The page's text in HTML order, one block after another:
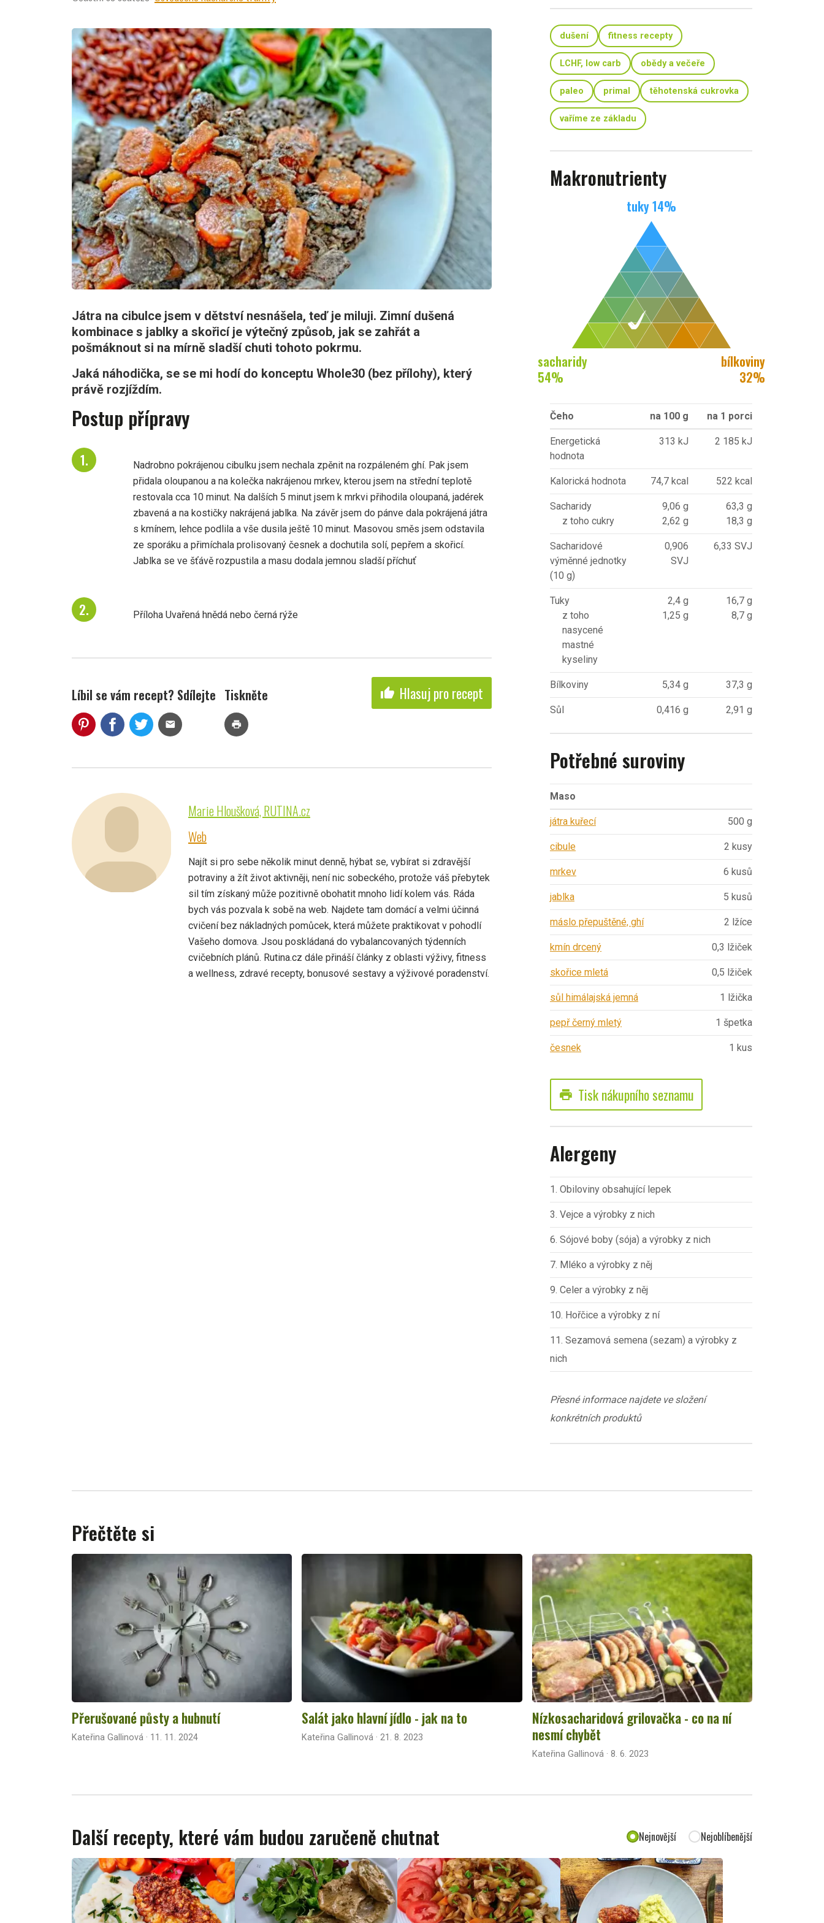
Játra na cibulce jsem v dětství nesnášela, teď je miluji. Zimní dušená
kombinace s jablky a skořicí je výtečný způsob, jak se zahřát a
pošmáknout si na mírně sladší chuti tohoto pokrmu.
Jaká náhodička, se se mi hodí do konceptu Whole30 (bez přílohy), který
právě rozjíždím.
Postup přípravy
Nadrobno pokrájenou cibulku jsem nechala zpěnit na rozpáleném ghí. Pak jsem
přidala oloupanou a na kolečka nakrájenou mrkev, kterou jsem na střední teplotě
restovala cca 10 minut. Na dalších 5 minut jsem k mrkvi přihodila oloupaná, jadérek
zbavená a na kostičky nakrájená jablka. Na závěr jsem do pánve dala pokrájená játra
s kmínem, lehce podlila a vše dusila ještě 10 minut. Masovou směs jsem odstavila
ze sporáku a přimíchala prolisovaný česnek a dochutila solí, pepřem a skořicí.
Jablka se ve šťávě rozpustila a masu dodala jemnou sladší příchuť
Příloha Uvařená hnědá nebo černá rýže
Líbil se vám recept? Sdílejte
mail
Tiskněte
print
thumb_up Hlasuj pro recept
Marie Hloušková, RUTINA.cz
Web
Najít si pro sebe několik minut denně, hýbat se, vybírat si zdravější
potraviny a žít život aktivněji, není nic sobeckého, protože váš přebytek
sil tím získaný může pozitivně obohatit mnoho lidí kolem vás. Ráda
bych vás pozvala k sobě na web. Najdete tam domácí a velmi účinná
cvičení bez nákladných pomůcek, která můžete praktikovat v pohodlí
Vašeho domova. Jsou poskládaná do vybalancovaných týdenních
cvičebních plánů. Rutina.cz dále přináší články z oblasti výživy, fitness
a wellness, zdravé recepty, bonusové sestavy a výživové poradenství.
dušení fitness recepty
LCHF, low carb obědy a večeře
paleo primal těhotenská cukrovka
vaříme ze základu
Makronutrienty
tuky14%
sacharidy
54%
bílkoviny
32%
Čeho na 100 g na 1 porci
Energetická
hodnota
313 kJ 2 185 kJ
Kalorická hodnota 74,7 kcal 522 kcal
Sacharidy
z toho cukry
9,06 g
2,62 g
63,3 g
18,3 g
Sacharidové
výměnné jednotky
(10 g)
0,906
SVJ
6,33 SVJ
Tuky
z toho
nasycené
mastné
kyseliny
2,4 g
1,25 g
16,7 g
8,7 g
Bílkoviny 5,34 g 37,3 g
Sůl 0,416 g 2,91 g
Potřebné suroviny
Maso
játra kuřecí 500 g
cibule 2 kusy
mrkev 6 kusů
jablka 5 kusů
máslo přepuštěné, ghí 2 lžíce
kmín drcený 0,3 lžiček
skořice mletá 0,5 lžiček
sůl himálajská jemná 1 lžička
pepř černý mletý 1 špetka
česnek 1 kus
print Tisk nákupního seznamu
Alergeny
1. Obiloviny obsahující lepek
3. Vejce a výrobky z nich
6. Sójové boby (sója) a výrobky z nich
7. Mléko a výrobky z něj
9. Celer a výrobky z něj
10. Hořčice a výrobky z ní
11. Sezamová semena (sezam) a výrobky z
nich
Přesné informace najdete ve složení
konkrétních produktů
Přečtěte si
Přerušované půsty a hubnutí
Kateřina Gallinová · 11. 11. 2024
Salát jako hlavní jídlo - jak na to
Kateřina Gallinová · 21. 8. 2023
Nízkosacharidová grilovačka - co na ní
nesmí chybět
Kateřina Gallinová · 8. 6. 2023
Další recepty, které vám budou zaručeně chutnat Nejnovější Nejoblíbenější